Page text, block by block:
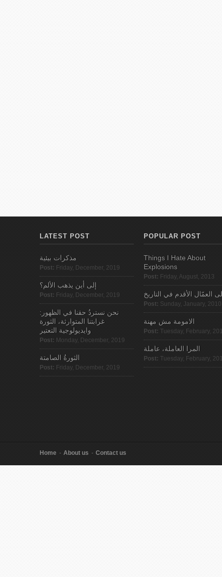
LATEST POST
مذكرات بيئية
Post: Friday, December, 2019
إلى أين يذهب الألم؟
Post: Friday, December, 2019
نحن نستردُ حقنا في الظهور:
غرابتنا المتوارثة، الثورة
وايديولوجية التعتير
Post: Monday, December, 2019
الثورةُ الصامتة
Post: Friday, December, 2019
POPULAR POST
Things I Hate About
Explosions
Post: Friday, August, 2013
العمّال الأقدم في التاريخ
Post: Sunday, January, 2010
الامومة مش مهنة
Post: Tuesday, February,
المرا العاملة، عاملة
Post: Tuesday, February,
Home About us Contact us